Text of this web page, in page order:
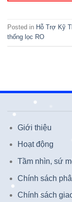
Posted in Hỗ Trợ Kỹ
thống lọc RO
Giới thiệu
Hoạt động
Tầm nhìn, sứ
Chính sách
Chính sách